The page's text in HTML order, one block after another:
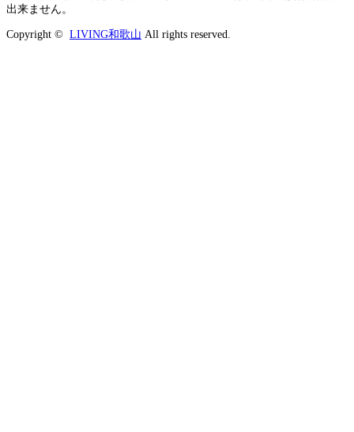
出来ません。
Copyright © LIVING和歌山 All rights reserved.